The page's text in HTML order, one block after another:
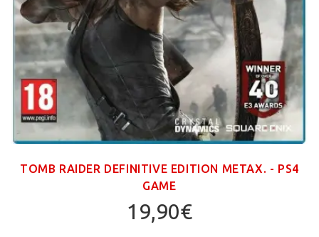
TOMB RAIDER DEFINITIVE EDITION ΜΕΤΑΧ. - PS4
GAME
19,90€